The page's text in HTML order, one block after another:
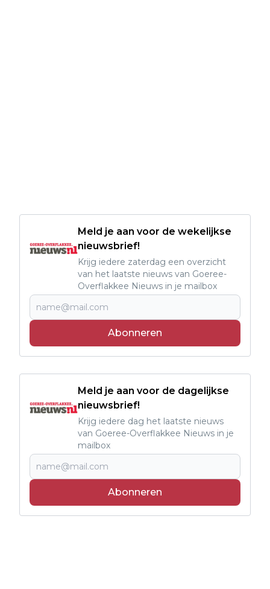
Meld je aan voor de wekelijkse
nieuwsbrief!
Krijg iedere zaterdag een overzicht
van het laatste nieuws van Goeree-
Overflakkee Nieuws in je mailbox
Abonneren
Meld je aan voor de dagelijkse
nieuwsbrief!
Krijg iedere dag het laatste nieuws
van Goeree-Overflakkee Nieuws in je
mailbox
Abonneren